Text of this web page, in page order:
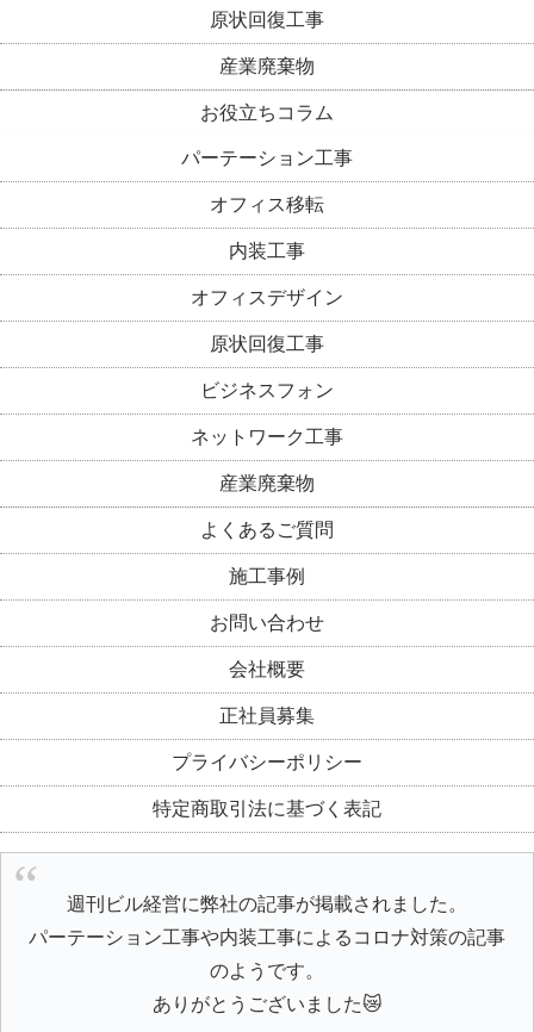
原状回復工事
産業廃棄物
お役立ちコラム
パーテーション工事
オフィス移転
内装工事
オフィスデザイン
原状回復工事
ビジネスフォン
ネットワーク工事
産業廃棄物
よくあるご質問
施工事例
お問い合わせ
会社概要
正社員募集
プライバシーポリシー
特定商取引法に基づく表記
週刊ビル経営に弊社の記事が掲載されました。
パーテーション工事や内装工事によるコロナ対策の記事
のようです。
ありがとうございました😿